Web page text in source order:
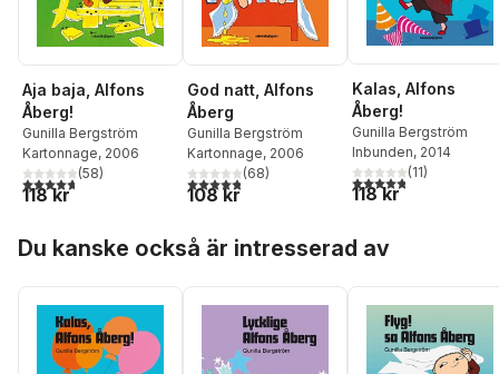
Aja baja, Alfons
Åberg!
Gunilla Bergström
Kartonnage, 2006
4,7utav 5 stjärnor. Totalt antal röster:
(58)
118 kr
God natt, Alfons
Åberg
Gunilla Bergström
Kartonnage, 2006
4,8utav 5 stjärnor. Totalt antal röster:
(68)
108 kr
Kalas, Alfons
Åberg!
Gunilla Bergström
Inbunden, 2014
4,8utav 5 stjärnor.
(11)
118 kr
Du kanske också är intresserad av